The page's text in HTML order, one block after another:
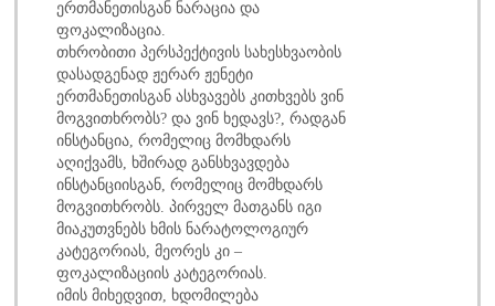
ერთმანეთისგან ნარაცია და
ფოკალიზაცია.
თხრობითი პერსპექტივის სახესხვაობის
დასადგენად ჟერარ ჟენეტი
ერთმანეთისგან ასხვავებს კითხვებს ვინ
მოგვითხრობს? და ვინ ხედავს?, რადგან
ინსტანცია, რომელიც მომხდარს
აღიქვამს, ხშირად განსხვავდება
ინსტანციისგან, რომელიც მომხდარს
მოგვითხრობს. პირველ მათგანს იგი
მიაკუთვნებს ხმის ნარატოლოგიურ
კატეგორიას, მეორეს კი –
ფოკალიზაციის კატეგორიას.
იმის მიხედვით, ხდომილება